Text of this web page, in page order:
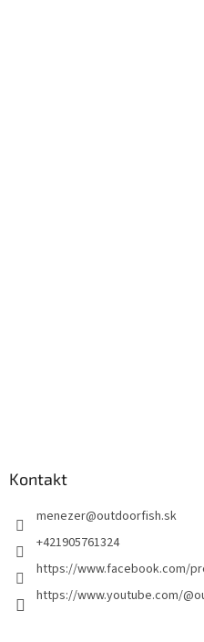
Kontakt
menezer@outdoorfish.sk
+421905761324
https://www.facebook.com/
https://www.youtube.com/